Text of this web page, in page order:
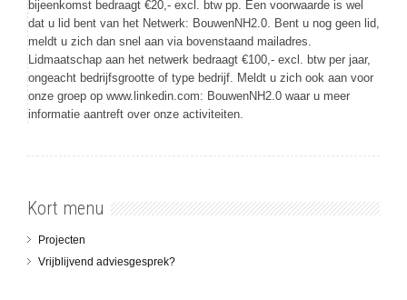
bijeenkomst bedraagt €20,- excl. btw pp. Een voorwaarde is wel
dat u lid bent van het Netwerk: BouwenNH2.0. Bent u nog geen lid,
meldt u zich dan snel aan via bovenstaand mailadres.
Lidmaatschap aan het netwerk bedraagt €100,- excl. btw per jaar,
ongeacht bedrijfsgrootte of type bedrijf. Meldt u zich ook aan voor
onze groep op www.linkedin.com: BouwenNH2.0 waar u meer
informatie aantreft over onze activiteiten.
Kort menu
Projecten
Vrijblijvend adviesgesprek?